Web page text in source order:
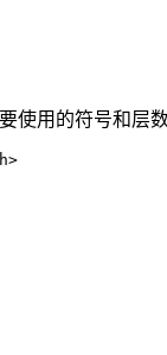
使用的符号和层